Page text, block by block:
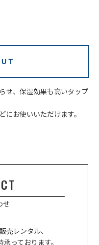
せ、保湿効果も高いタップ
にお使いいただけます。
せ
売レンタル、
承っております。